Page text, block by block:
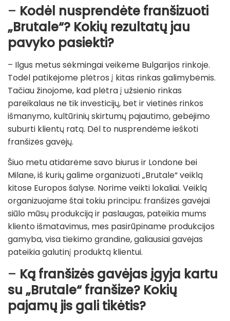
– Kodėl nusprendėte franšizuoti
„Brutale“? Kokių rezultatų jau
pavyko pasiekti?
– Ilgus metus sėkmingai veikėme Bulgarijos rinkoje.
Todėl patikėjome plėtros į kitas rinkas galimybėmis.
Tačiau žinojome, kad plėtra į užsienio rinkas
pareikalaus ne tik investicijų, bet ir vietinės rinkos
išmanymo, kultūrinių skirtumų pajautimo, gebėjimo
suburti klientų ratą. Dėl to nusprendėme ieškoti
franšizės gavėjų.
Šiuo metu atidarėme savo biurus ir Londone bei
Milane, iš kurių galime organizuoti „Brutale“ veiklą
kitose Europos šalyse. Norime veikti lokaliai. Veiklą
organizuojame štai tokiu principu: franšizės gavėjai
siūlo mūsų produkciją ir paslaugas, pateikia mums
kliento išmatavimus, mes pasirūpiname produkcijos
gamyba, visa tiekimo grandine, galiausiai gavėjas
pateikia galutinį produktą klientui.
– Ką franšizės gavėjas įgyja kartu
su „Brutale“ franšize? Kokių
pajamų jis gali tikėtis?